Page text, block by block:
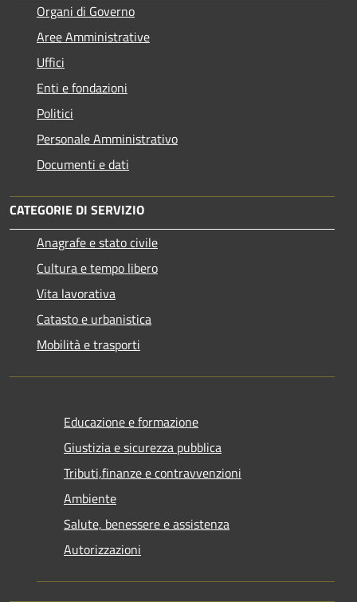
Organi di Governo
Aree Amministrative
Uffici
Enti e fondazioni
Politici
Personale Amministrativo
Documenti e dati
CATEGORIE DI SERVIZIO
Anagrafe e stato civile
Cultura e tempo libero
Vita lavorativa
Catasto e urbanistica
Mobilità e trasporti
Educazione e formazione
Giustizia e sicurezza pubblica
Tributi,finanze e contravvenzioni
Ambiente
Salute, benessere e assistenza
Autorizzazioni